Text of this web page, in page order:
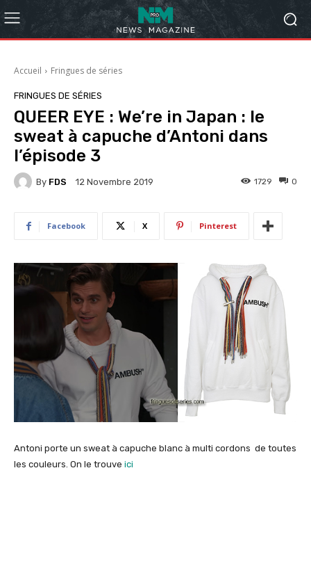
Accueil Fringues de séries
FRINGUES DE SÉRIES
QUEER EYE : We’re in Japan : le
sweat à capuche d’Antoni dans
l’épisode 3
By FDS 12 Novembre 2019 0
1729
Facebook X Pinterest
Antoni porte un sweat à capuche blanc à multi cordons de toutes
les couleurs. On le trouve ici